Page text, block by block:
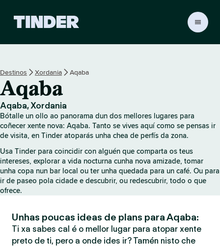
r
e
Destinos Xordania Aqaba
Aqaba
Aqaba, Xordania
Bótalle un ollo ao panorama dun dos mellores lugares para
coñecer xente nova: Aqaba. Tanto se vives aquí como se pensas ir
de visita, en Tinder atoparás unha chea de perfís da zona.
Usa Tinder para coincidir con alguén que comparta os teus
intereses, explorar a vida nocturna cunha nova amizade, tomar
unha copa nun bar local ou ter unha quedada para un café. Ou para
ir de paseo pola cidade e descubrir, ou redescubrir, todo o que
ofrece.
Unhas poucas ideas de plans para Aqaba:
Ti xa sabes cal é o mellor lugar para atopar xente
preto de ti, pero a onde ides ir? Tamén nisto che